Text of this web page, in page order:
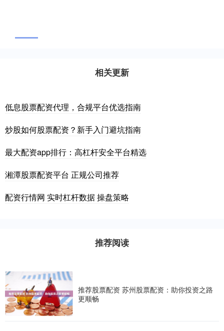
相关更新
低息股票配资代理，合规平台优选指南
炒股如何股票配资？新手入门避坑指南
最大配资app排行：高杠杆安全平台精选
湘潭股票配资平台 正规公司推荐
配资行情网 实时杠杆数据 操盘策略
推荐阅读
推荐股票配资 苏州股票配资：助你投资之路
更顺畅